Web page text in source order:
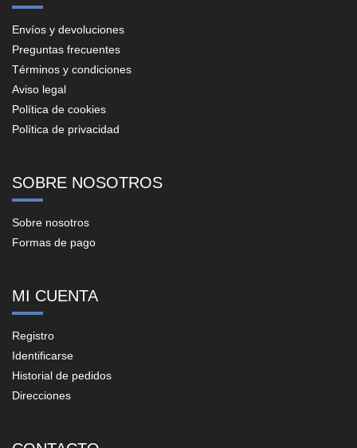
Envíos y devoluciones
Preguntas frecuentes
Términos y condiciones
Aviso legal
Política de cookies
Política de privacidad
SOBRE NOSOTROS
Sobre nosotros
Formas de pago
MI CUENTA
Registro
Identificarse
Historial de pedidos
Direcciones